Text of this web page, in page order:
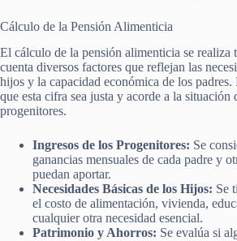
Cálculo de la Pensión Alimenticia
El cálculo de la pensión alimenticia se realiza
cuenta diversos factores que reflejan las
hijos y la capacidad económica de los padres.
que esta cifra sea justa y acorde a la situación
progenitores.
Ingresos de los Progenitores: Se
ganancias mensuales de cada padre y
puedan aportar.
Necesidades Básicas de los Hijos: Se
el costo de alimentación, vivienda,
cualquier otra necesidad esencial.
Patrimonio y Ahorros: Se evalúa si